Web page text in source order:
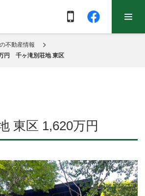
不動産情報
円 千ヶ滝別荘地 東区
東区 1,620万円